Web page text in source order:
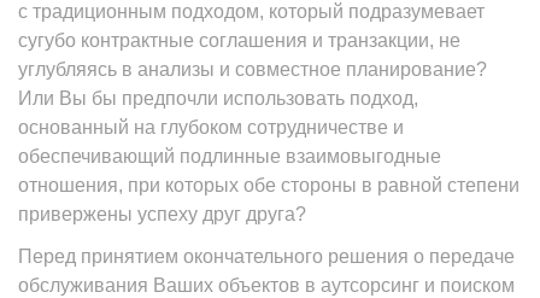
с традиционным подходом, который подразумевает
сугубо контрактные соглашения и транзакции, не
углубляясь в анализы и совместное планирование?
Или Вы бы предпочли использовать подход,
основанный на глубоком сотрудничестве и
обеспечивающий подлинные взаимовыгодные
отношения, при которых обе стороны в равной степени
привержены успеху друг друга?
Перед принятием окончательного решения о передаче
обслуживания Ваших объектов в аутсорсинг и поиском